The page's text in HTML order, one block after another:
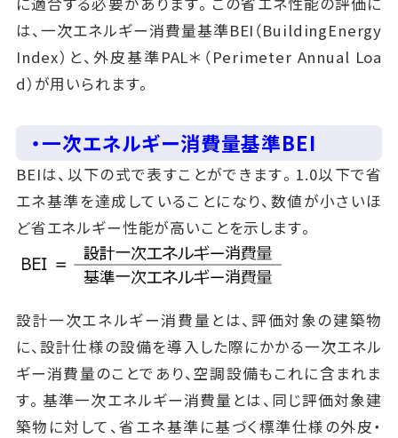
は、一次エネルギー消費量基準BEI（BuildingEnergy
Index）と、外皮基準PAL＊（Perimeter Annual Loa
d）が用いられます。
・一次エネルギー消費量基準BEI
BEIは、以下の式で表すことができます。1.0以下で省
エネ基準を達成していることになり、数値が小さいほ
ど省エネルギー性能が高いことを示します。
設計一次エネルギー消費量とは、評価対象の建築物
に、設計仕様の設備を導入した際にかかる一次エネル
ギー消費量のことであり、空調設備もこれに含まれま
す。基準一次エネルギー消費量とは、同じ評価対象建
築物に対して、省エネ基準に基づく標準仕様の外皮・